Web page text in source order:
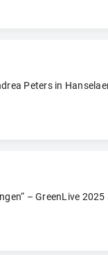
Peters in
– GreenLive